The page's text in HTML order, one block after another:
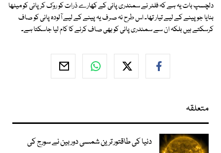
دلچسپ بات یہ ہے کہ فلٹر نے سمندری پانی کے کھارے ذرات کو روک کر پانی کو میٹھا
بنایا جو پینے کے لیے تیار تھا۔ اس طرح نہ صرف یہ پینے کے لیے آلودہ پانی کو صاف
کرسکتے ہیں بلکہ ان سے سمندری پانی کو بھی صاف کرنے کا کام لیا جاسکتا ہے۔
متعلقہ
دنیا کی طاقتور ترین شمسی دوربین نے سورج کی